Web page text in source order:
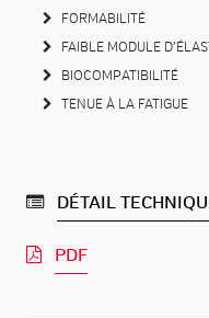
FORMABILITÉ
FAIBLE MODULE
BIOCOMPATIBILITÉ
TENUE À LA FATIGUE
DÉTAIL
PDF